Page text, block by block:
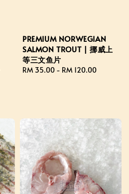
PREMIUM NORWEGIAN
SALMON TROUT | 挪威上
等三文鱼片
Regular
RM 35.00 - RM 120.00